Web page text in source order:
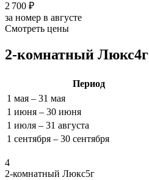
2 700 ₽
за номер в августе
Смотреть цены
2-комнатный Люкс4г
Период
1 мая – 31 мая
1 июня – 30 июня
1 июля – 31 августа
1 сентября – 30 сентября
4
2-комнатный Люкс5г